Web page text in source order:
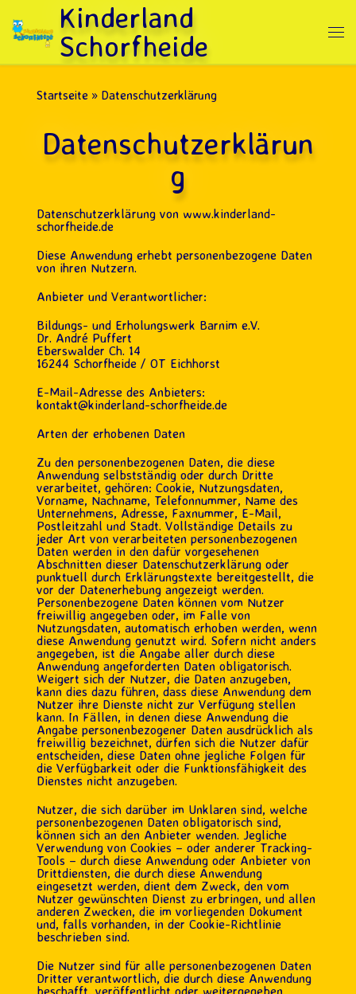
Zum Inhalt springen
Kinderland
Schorfheide
Startseite » Datenschutzerklärung
Datenschutzerklärun
g
Datenschutzerklärung von www.kinderland-
schorfheide.de
Diese Anwendung erhebt personenbezogene Daten
von ihren Nutzern.
Anbieter und Verantwortlicher:
Bildungs- und Erholungswerk Barnim e.V.
Dr. André Puffert
Eberswalder Ch. 14
16244 Schorfheide / OT Eichhorst
E-Mail-Adresse des Anbieters:
kontakt@kinderland-schorfheide.de
Arten der erhobenen Daten
Zu den personenbezogenen Daten, die diese
Anwendung selbstständig oder durch Dritte
verarbeitet, gehören: Cookie, Nutzungsdaten,
Vorname, Nachname, Telefonnummer, Name des
Unternehmens, Adresse, Faxnummer, E-Mail,
Postleitzahl und Stadt. Vollständige Details zu
jeder Art von verarbeiteten personenbezogenen
Daten werden in den dafür vorgesehenen
Abschnitten dieser Datenschutzerklärung oder
punktuell durch Erklärungstexte bereitgestellt, die
vor der Datenerhebung angezeigt werden.
Personenbezogene Daten können vom Nutzer
freiwillig angegeben oder, im Falle von
Nutzungsdaten, automatisch erhoben werden, wenn
diese Anwendung genutzt wird. Sofern nicht anders
angegeben, ist die Angabe aller durch diese
Anwendung angeforderten Daten obligatorisch.
Weigert sich der Nutzer, die Daten anzugeben,
kann dies dazu führen, dass diese Anwendung dem
Nutzer ihre Dienste nicht zur Verfügung stellen
kann. In Fällen, in denen diese Anwendung die
Angabe personenbezogener Daten ausdrücklich als
freiwillig bezeichnet, dürfen sich die Nutzer dafür
entscheiden, diese Daten ohne jegliche Folgen für
die Verfügbarkeit oder die Funktionsfähigkeit des
Dienstes nicht anzugeben.
Nutzer, die sich darüber im Unklaren sind, welche
personenbezogenen Daten obligatorisch sind,
können sich an den Anbieter wenden. Jegliche
Verwendung von Cookies – oder anderer Tracking-
Tools – durch diese Anwendung oder Anbieter von
Drittdiensten, die durch diese Anwendung
eingesetzt werden, dient dem Zweck, den vom
Nutzer gewünschten Dienst zu erbringen, und allen
anderen Zwecken, die im vorliegenden Dokument
und, falls vorhanden, in der Cookie-Richtlinie
beschrieben sind.
Die Nutzer sind für alle personenbezogenen Daten
Dritter verantwortlich, die durch diese Anwendung